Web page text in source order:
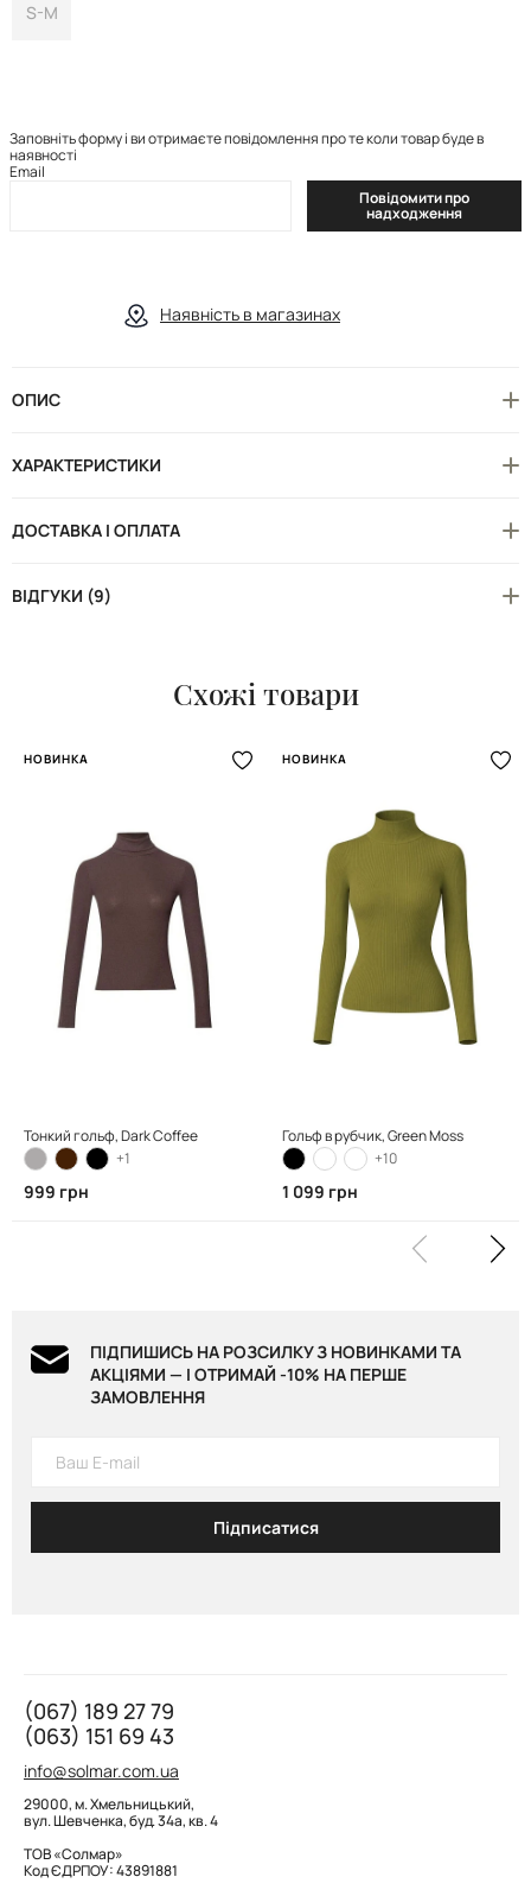
S-M
Заповніть форму і ви отримаєте повідомлення про те коли товар буде в
наявності
Email
Повідомити про
надходження
Наявність в магазинах
ОПИС
ХАРАКТЕРИСТИКИ
ДОСТАВКА І ОПЛАТА
ВІДГУКИ (9)
Схожі товари
НОВИНКА
Тонкий гольф, Dark Coffee
+1
999 грн
НОВИНКА
Гольф в рубчик, Green Moss
+10
1 099 грн
ПІДПИШИСЬ НА РОЗСИЛКУ З НОВИНКАМИ ТА
АКЦІЯМИ — І ОТРИМАЙ -10% НА ПЕРШЕ
ЗАМОВЛЕННЯ
Підписатися
(067) 189 27 79
(063) 151 69 43
info@solmar.com.ua
29000, м. Хмельницький,
вул. Шевченка, буд. 34а, кв. 4
ТОВ «Солмар»
Код ЄДРПОУ: 43891881